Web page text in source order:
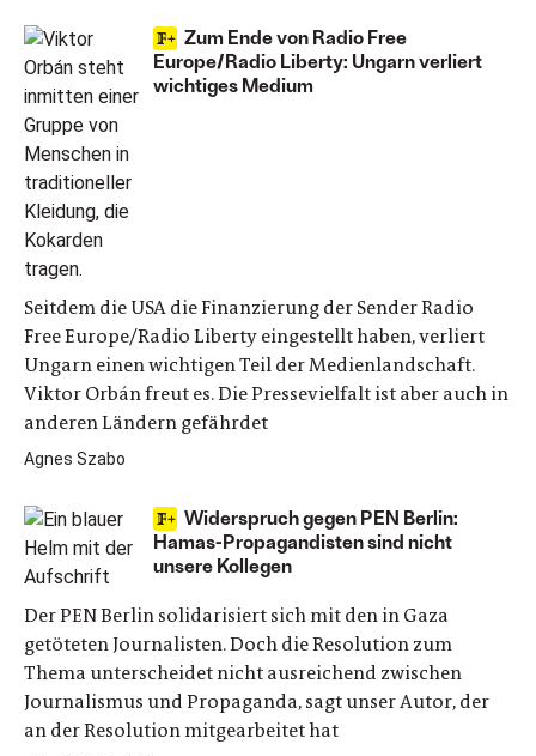
Zum Ende von Radio Free
Europe/Radio Liberty: Ungarn verliert
wichtiges Medium
Seitdem die USA die Finanzierung der Sender Radio
Free Europe/Radio Liberty eingestellt haben, verliert
Ungarn einen wichtigen Teil der Medienlandschaft.
Viktor Orbán freut es. Die Pressevielfalt ist aber auch in
anderen Ländern gefährdet
Agnes Szabo
Widerspruch gegen PEN Berlin:
Hamas-Propagandisten sind nicht
unsere Kollegen
Der PEN Berlin solidarisiert sich mit den in Gaza
getöteten Journalisten. Doch die Resolution zum
Thema unterscheidet nicht ausreichend zwischen
Journalismus und Propaganda, sagt unser Autor, der
an der Resolution mitgearbeitet hat